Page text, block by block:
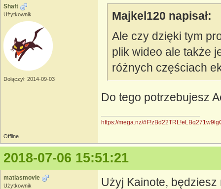
Shaft
Użytkownik
Dołączył: 2014-09-03
Majkel120 napisał:
Ale czy dzięki tym
plik wideo ale także
różnych częściach
Do tego potrzebujesz
https://mega.nz/
Offline
2018-07-06 15:51:21
matiasmovie
Użytkownik
Użyj Kainote, będziesz